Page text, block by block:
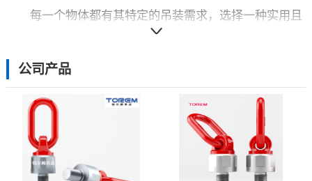
每一个物体都有其特定的吊装需求，选择一种实用且
安全产品，将给工作带来信心和效率。
科学评估用户吊装作业安全系数；
开发量身定做解决方案；
介绍特尔姆产品特点
特尔姆不定期为经销商提供适合的产品培训方案，以
公司产品